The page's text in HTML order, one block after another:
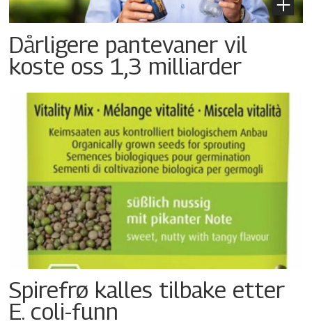
Dårligere pantevaner vil
koste oss 1,3 milliarder
Spirefrø kalles tilbake etter
E. coli-funn